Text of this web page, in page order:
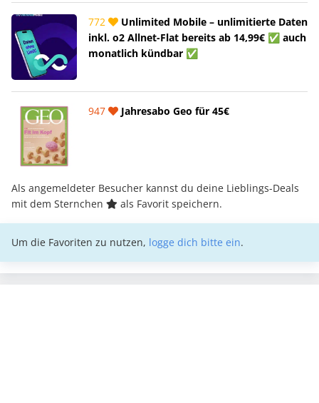
772
Unlimited Mobile – unlimitierte Daten
inkl. o2 Allnet-Flat bereits ab 14,99€ ✅ auch
monatlich kündbar ✅
947 Jahresabo Geo für 45€
Als angemeldeter Besucher kannst du deine Lieblings-Deals
mit dem Sternchen
als Favorit speichern.
Um die Favoriten zu nutzen, logge dich bitte ein.